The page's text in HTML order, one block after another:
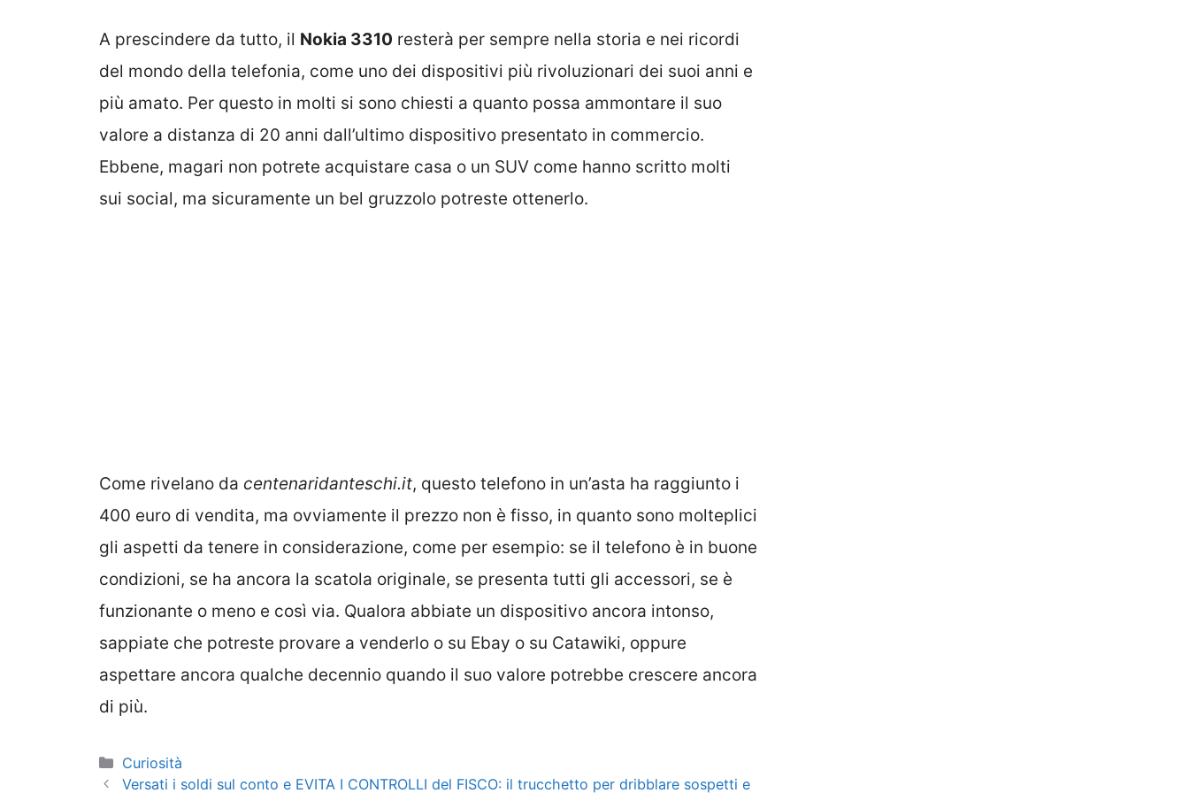
A prescindere da tutto, il Nokia 3310 resterà per sempre nella storia e nei ricordi
del mondo della telefonia, come uno dei dispositivi più rivoluzionari dei suoi anni e
più amato. Per questo in molti si sono chiesti a quanto possa ammontare il suo
valore a distanza di 20 anni dall’ultimo dispositivo presentato in commercio.
Ebbene, magari non potrete acquistare casa o un SUV come hanno scritto molti
sui social, ma sicuramente un bel gruzzolo potreste ottenerlo.
Come rivelano da centenaridanteschi.it, questo telefono in un’asta ha raggiunto i
400 euro di vendita, ma ovviamente il prezzo non è fisso, in quanto sono molteplici
gli aspetti da tenere in considerazione, come per esempio: se il telefono è in buone
condizioni, se ha ancora la scatola originale, se presenta tutti gli accessori, se è
funzionante o meno e così via. Qualora abbiate un dispositivo ancora intonso,
sappiate che potreste provare a venderlo o su Ebay o su Catawiki, oppure
aspettare ancora qualche decennio quando il suo valore potrebbe crescere ancora
di più.
Categorie
Curiosità
Versati i soldi sul conto e EVITA I CONTROLLI del FISCO: il trucchetto per dribblare sospetti e